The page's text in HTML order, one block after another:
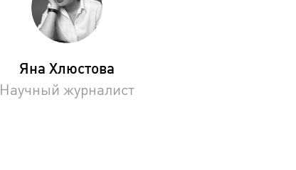
Яна Хлюстова
Научный журналист